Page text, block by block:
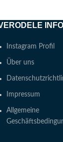
INFO
Instagram Profil
Über uns
Impressum
Allgemeine